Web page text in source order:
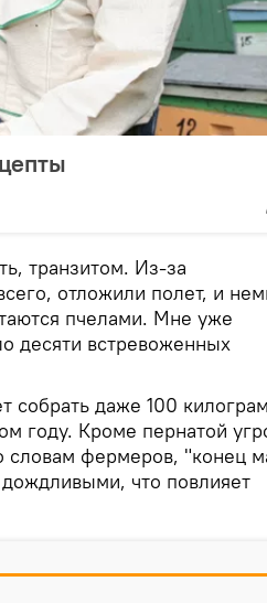
транзитом. Из-за
отложили полет, и
пчелами. Мне уже
десяти встревоженных
собрать даже 100
году. Кроме пернатой
словам фермеров, "конец
что повлияет